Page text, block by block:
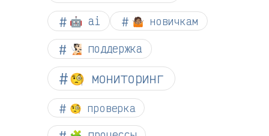
🤖 ai 🤷🏽 новичкам
🧏🏻 поддержка
🧐 мониторинг
🧐 проверка